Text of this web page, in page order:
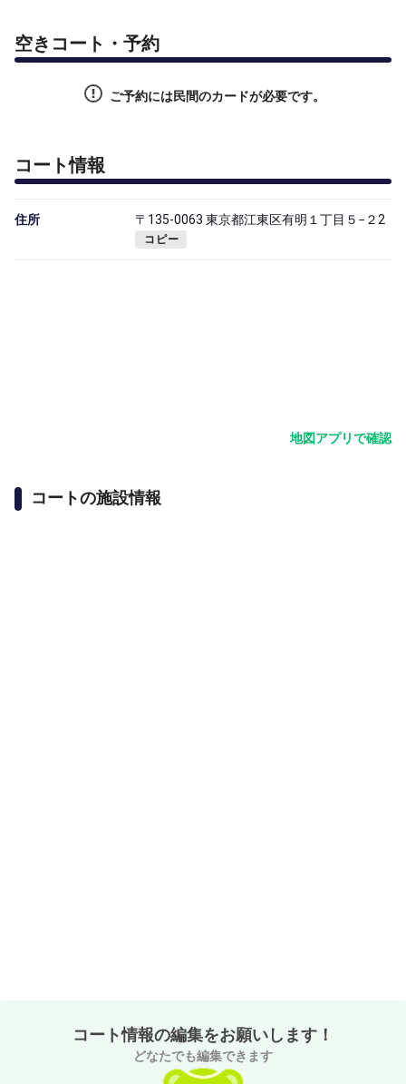
空きコート・予約
ご予約には民間のカードが必要です。
コート情報
住所 〒135-0063 東京都江東区有明１丁目５−２2
コピー
地図アプリで確認
コートの施設情報
コート情報の編集をお願いします！
どなたでも編集できます